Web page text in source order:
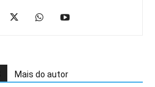
Mais do autor